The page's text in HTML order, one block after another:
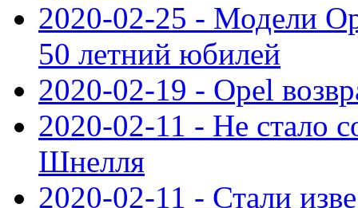
2020-02-25 - Модели
50 летний юбилей
2020-02-19 - Opel
2020-02-11 - Не стало
Шнелля
2020-02-11 - Стали